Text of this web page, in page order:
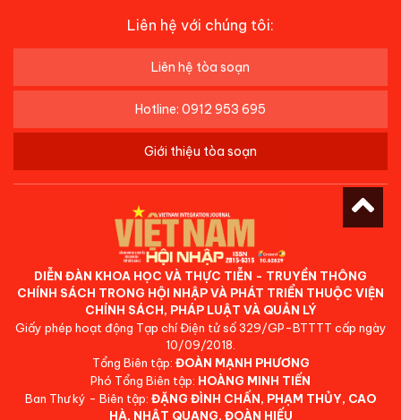
Liên hệ với chúng tôi:
Liên hệ tòa soạn
Hotline: 0912 953 695
Giới thiệu tòa soạn
DIỄN ĐÀN KHOA HỌC VÀ THỰC TIỄN - TRUYỀN THÔNG
CHÍNH SÁCH TRONG HỘI NHẬP VÀ PHÁT TRIỂN THUỘC VIỆN
CHÍNH SÁCH, PHÁP LUẬT VÀ QUẢN LÝ
Giấy phép hoạt động Tạp chí Điện tử số 329/GP-BTTTT cấp ngày
10/09/2018.
Tổng Biên tập: ĐOÀN MẠNH PHƯƠNG
Phó Tổng Biên tập: HOÀNG MINH TIẾN
Ban Thư ký - Biên tập: ĐẶNG ĐÌNH CHẤN, PHẠM THỦY, CAO
HÀ, NHẬT QUANG, ĐOÀN HIẾU